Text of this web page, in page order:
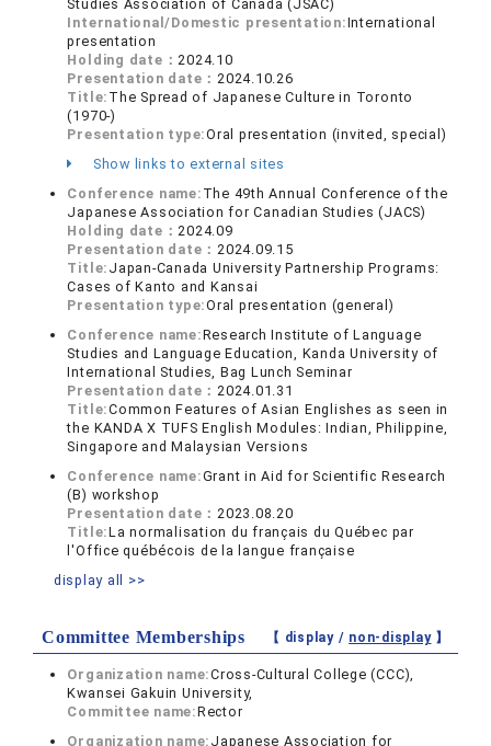
Studies Association of Canada (JSAC)
International/Domestic presentation:International
presentation
Holding date： 2024.10
Presentation date： 2024.10.26
Title: The Spread of Japanese Culture in Toronto
(1970-)
Presentation type:Oral presentation (invited, special)
Show links to external sites
Conference name: The 49th Annual Conference of the
Japanese Association for Canadian Studies (JACS)
Holding date： 2024.09
Presentation date： 2024.09.15
Title: Japan-Canada University Partnership Programs:
Cases of Kanto and Kansai
Presentation type:Oral presentation (general)
Conference name:Research Institute of Language
Studies and Language Education, Kanda University of
International Studies, Bag Lunch Seminar
Presentation date： 2024.01.31
Title:Common Features of Asian Englishes as seen in
the KANDA X TUFS English Modules: Indian, Philippine,
Singapore and Malaysian Versions
Conference name:Grant in Aid for Scientific Research
(B) workshop
Presentation date： 2023.08.20
Title:La normalisation du français du Québec par
l'Office québécois de la langue française
display all >>
Committee Memberships 【 display / non-display】
Organization name:Cross-Cultural College (CCC),
Kwansei Gakuin University,
Committee name:Rector
Organization name: Japanese Association for